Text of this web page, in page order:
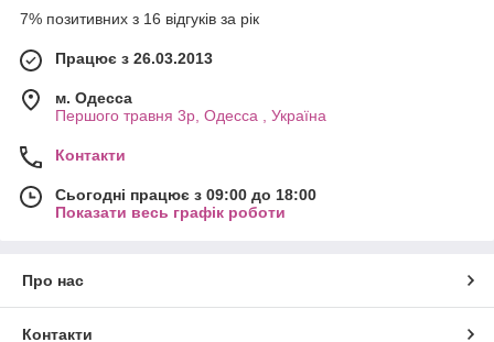
7% позитивних з 16 відгуків за рік
Працює з 26.03.2013
м. Одесса
Першого травня 3р, Одесса , Україна
Контакти
Сьогодні працює з 09:00 до 18:00
Показати весь графік роботи
Про нас
Контакти